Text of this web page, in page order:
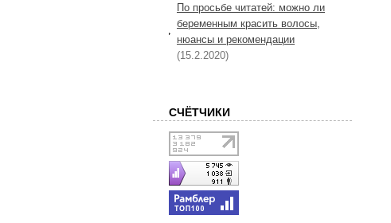
По просьбе читатей: можно ли
беременным красить волосы,
нюансы и рекомендации
(15.2.2020)
СЧЁТЧИКИ